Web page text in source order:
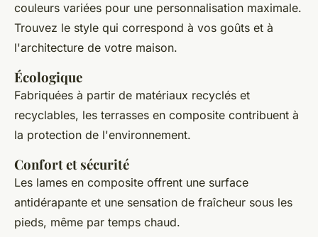
couleurs variées pour une personnalisation maximale.
Trouvez le style qui correspond à vos goûts et à
l'architecture de votre maison.
Écologique
Fabriquées à partir de matériaux recyclés et
recyclables, les terrasses en composite contribuent à
la protection de l'environnement.
Confort et sécurité
Les lames en composite offrent une surface
antidérapante et une sensation de fraîcheur sous les
pieds, même par temps chaud.